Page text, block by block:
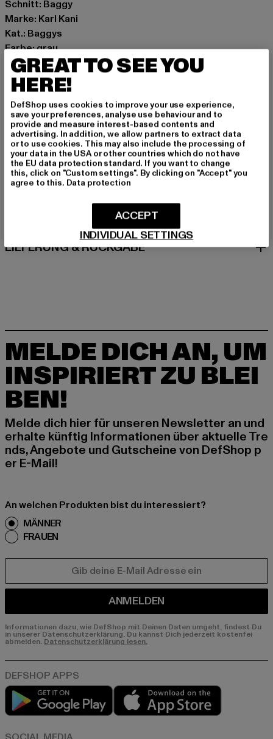
Schnitt: Baggy
Marke: Karl Kani
Kat.: Baggys
Farbe: grau
Hersteller Farbe: anthracite
Materialzusammensetzung: 100% Baumwolle
Art.Nr: 60020013-01745
Hersteller: Urban Styles Agency GmbH & Co. KG |
agentur@urbanstylesagency.com
Schanzenstraße 41 | 51063 Köln | DE
GRÖSSE & PASSFORM
LIEFERUNG & RÜCKGABE
MELDE DICH AN, UM
INSPIRIERT ZU BLEI
BEN!
Melde dich hier für unseren Newsletter an und
erhalte künftig Informationen über aktuelle Tre
nds, Angebote und Gutscheine von DefShop p
er E-Mail!
An welchen Produkten bist du interessiert?
MÄNNER
FRAUEN
ANMELDEN
Informationen dazu, wie DefShop mit Deinen Daten umgeht, findest Du
in unserer Datenschutzerklärung. Du kannst Dich jederzeit kostenfei
abmelden. Datenschutzerklärung lesen.
Play market
GREAT TO SEE YOU
HERE!
DefShop uses cookies to improve your use experience,
save your preferences, analyse use behaviour and to
provide and measure interest-based contents and
advertising. In addition, we allow partners to extract data
or to use cookies. This may also include the processing of
your data in the USA or other countries which do not have
the EU data protection standard. If you want to change
this, click on "Custom settings". By clicking on "Accept" you
agree to this. Data protection
INDIVIDUAL SETTINGS
ACCEPT